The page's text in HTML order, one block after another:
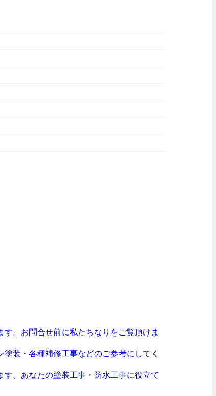
。お問合せ前に私たちなりをご覧頂けま
装・各種補修工事などのご参考にしてく
。あなたの塗装工事・防水工事に役立て